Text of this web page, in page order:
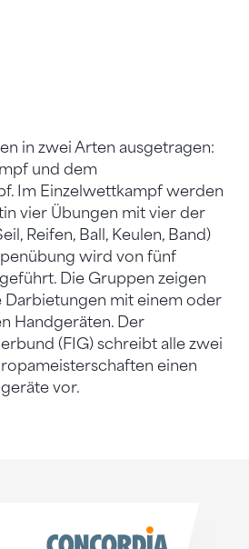
in zwei Arten ausgetragen:
und dem
Im Einzelwettkampf werden
vier Übungen mit vier der
Reifen, Ball, Keulen, Band)
wird von fünf
Die Gruppen zeigen
Darbietungen mit einem oder
Handgeräten. Der
(FIG) schreibt alle zwei
einen
vor.